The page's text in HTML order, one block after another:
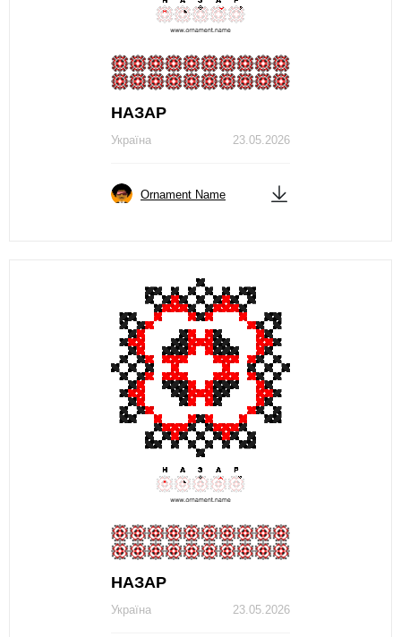
НАЗАР
23.05.2026
Україна
Ornament Name
НАЗАР
23.05.2026
Україна